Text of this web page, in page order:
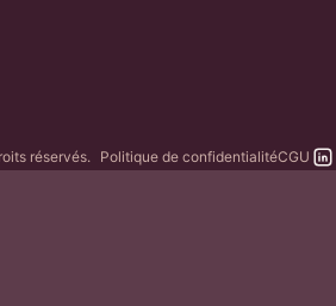
réservés. Politique de confidentialitéCGU